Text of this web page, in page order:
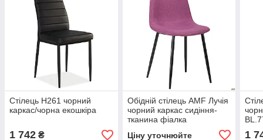
Стілець H261 чорний
каркас/чорна екошкіра
1 742 ₴
Обідній стілець AMF Лучія
чорний каркас сидіння-
тканина фіалка
Ціну уточнюйте
1